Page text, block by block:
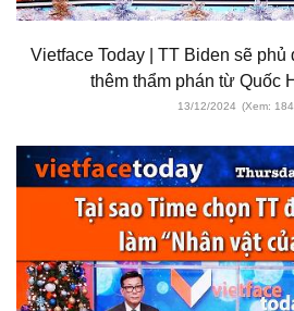
Vietface Today | TT Biden sẽ phủ
thêm thẩm phán từ Quốc
13/12/2024 (Xem: